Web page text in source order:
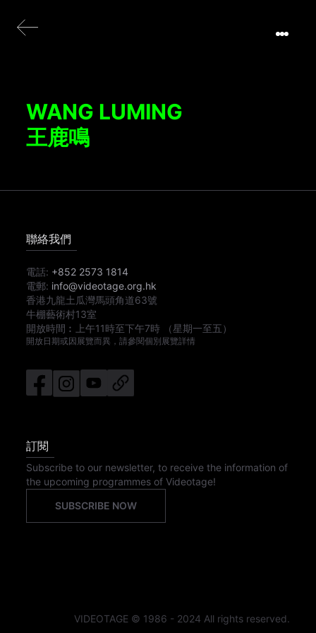
WANG LUMING
王鹿鳴
聯絡我們
電話: +852 2573 1814
電郵: info@videotage.org.hk
香港九龍土瓜灣馬頭角道63號
牛棚藝術村13室
開放時間︰
上午11時至下午7時 （星期一至五）
開放日期或因展覽而異，請參閱個別展覽詳情
訂閱
Subscribe to our newsletter, to receive the information of
the upcoming programmes of Videotage!
SUBSCRIBE NOW
VIDEOTAGE © 1986 - 2024 All rights reserved.